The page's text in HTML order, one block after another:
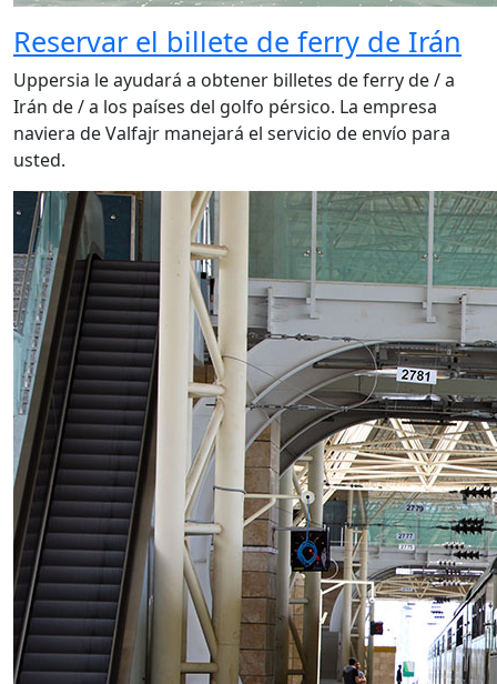
Reservar el billete de ferry de Irán
Uppersia le ayudará a obtener billetes de ferry de / a
Irán de / a los países del golfo pérsico. La empresa
naviera de Valfajr manejará el servicio de envío para
usted.